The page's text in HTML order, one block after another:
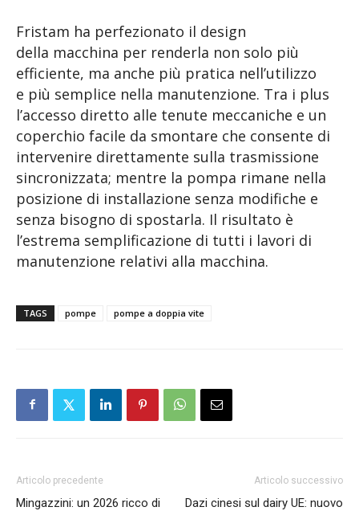
Fristam ha perfezionato il design
della macchina per renderla non solo più
efficiente, ma anche più pratica nell’utilizzo
e più semplice nella manutenzione. Tra i plus
l’accesso diretto alle tenute meccaniche e un
coperchio facile da smontare che consente di
intervenire direttamente sulla trasmissione
sincronizzata; mentre la pompa rimane nella
posizione di installazione senza modifiche e
senza bisogno di spostarla. Il risultato è
l’estrema semplificazione di tutti i lavori di
manutenzione relativi alla macchina.
TAGS pompe pompe a doppia vite
Articolo precedente
Mingazzini: un 2026 ricco di
Articolo successivo
Dazi cinesi sul dairy UE: nuovo